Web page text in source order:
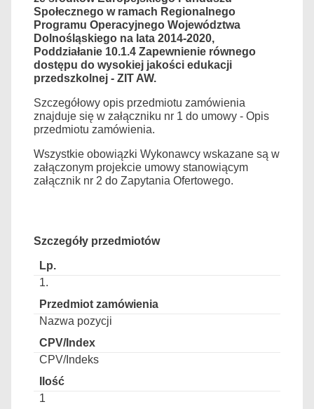
Społecznego w ramach Regionalnego
Programu Operacyjnego Województwa
Dolnośląskiego na lata 2014-2020,
Poddziałanie 10.1.4 Zapewnienie równego
dostępu do wysokiej jakości edukacji
przedszkolnej - ZIT AW.
Szczegółowy opis przedmiotu zamówienia
znajduje się w załączniku nr 1 do umowy - Opis
przedmiotu zamówienia.
Wszystkie obowiązki Wykonawcy wskazane są w
załączonym projekcie umowy stanowiącym
załącznik nr 2 do Zapytania Ofertowego.
Szczegóły przedmiotów
1.
Nazwa pozycji
CPV/Indeks
1